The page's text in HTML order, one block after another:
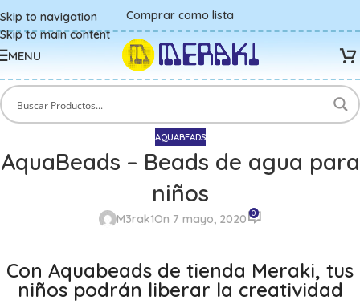
Skip to navigation
Skip to main content
Comprar como lista
MENU
AQUABEADS
AquaBeads – Beads de agua para
niños
M3rak1On 7 mayo, 2020 0
Con Aquabeads de tienda Meraki, tus
niños podrán liberar la creatividad